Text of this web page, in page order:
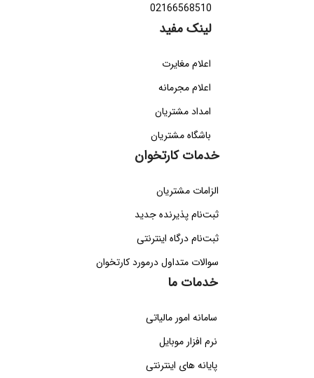
02166568510
لینک مفید
اعلام مغایرت
اعلام مجرمانه
امداد مشتریان
باشگاه مشتریان
خدمات کارتخوان
الزامات مشتریان
ثبت‌نام پذیرنده جدید
ثبت‌نام درگاه اینترنتی
سوالات متداول درمورد کارتخوان
خدمات ما
سامانه امور مالیاتی
نرم افزار موبایل
پایانه های اینترنتی